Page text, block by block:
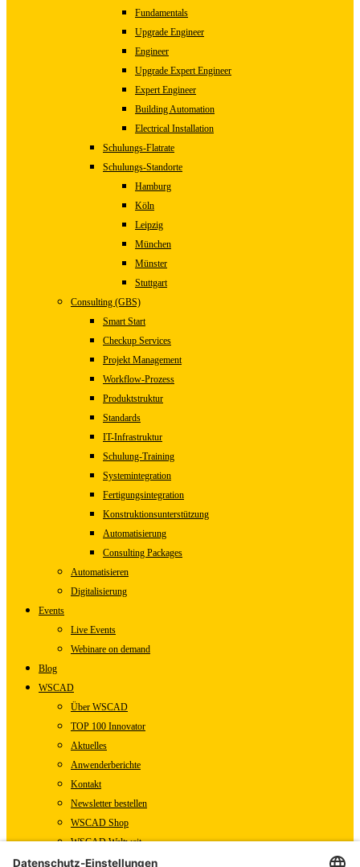
Fundamentals
Upgrade Engineer
Engineer
Upgrade Expert Engineer
Expert Engineer
Building Automation
Electrical Installation
Schulungs-Flatrate
Schulungs-Standorte
Hamburg
Köln
Leipzig
München
Münster
Stuttgart
Consulting (GBS)
Smart Start
Checkup Services
Projekt Management
Workflow-Prozess
Produktstruktur
Standards
IT-Infrastruktur
Schulung-Training
Systemintegration
Fertigungsintegration
Konstruktionsunterstützung
Automatisierung
Consulting Packages
Automatisieren
Digitalisierung
Events
Live Events
Webinare on demand
Blog
WSCAD
Über WSCAD
TOP 100 Innovator
Aktuelles
Anwenderberichte
Kontakt
Newsletter bestellen
WSCAD Shop
WSCAD Weltweit
Partner